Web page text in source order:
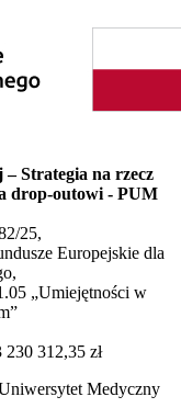
Strategia na rzecz
drop-outowi - PUM
25,
Europejskie dla
„Umiejętności w
312,35 zł
Medyczny